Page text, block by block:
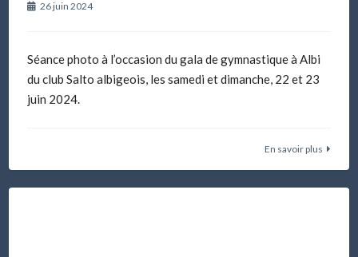
26 juin 2024
Séance photo à l’occasion du gala de gymnastique à Albi
du club Salto albigeois, les samedi et dimanche, 22 et 23
juin 2024.
En savoir plus